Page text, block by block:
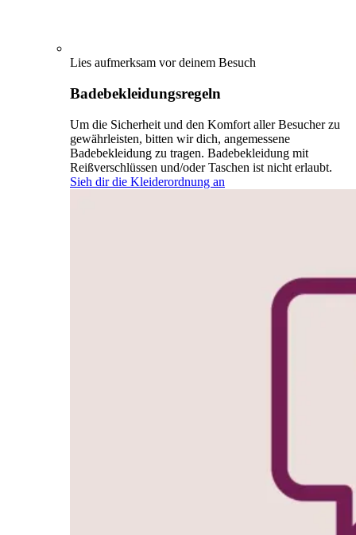
Lies aufmerksam vor deinem Besuch
Badebekleidungsregeln
Um die Sicherheit und den Komfort aller Besucher zu
gewährleisten, bitten wir dich, angemessene
Badebekleidung zu tragen. Badebekleidung mit
Reißverschlüssen und/oder Taschen ist nicht erlaubt.
Sieh dir die Kleiderordnung an